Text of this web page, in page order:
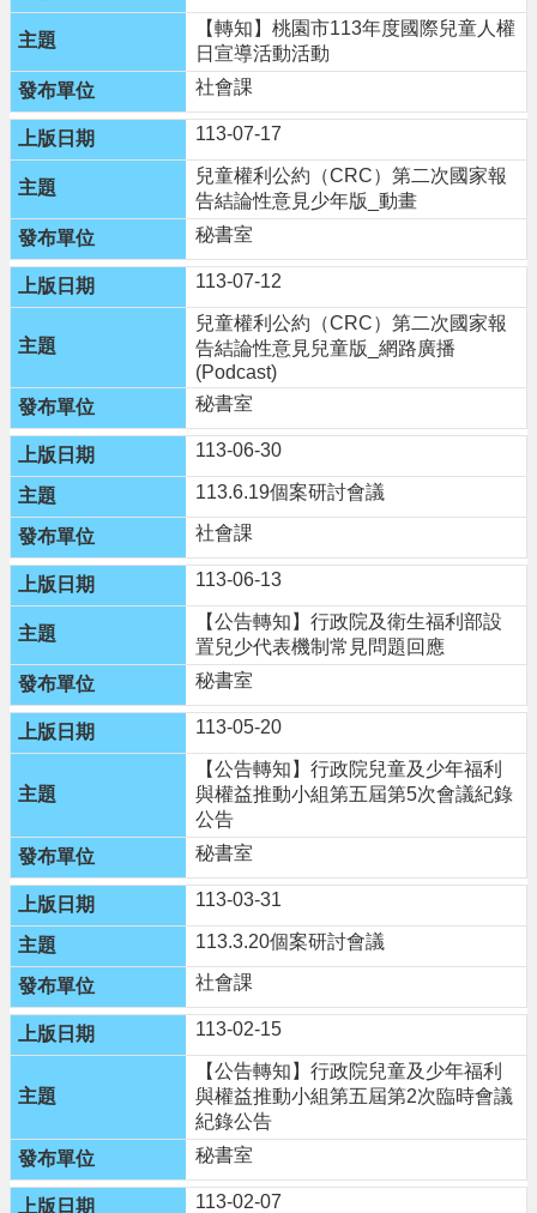
桃
園
政
府
隱
私
權
政
策
政
府
站
資
料
開
放
宣
告
網
站
安
全
政
策
【轉知】桃園市113年度國際兒童人權
日宣導活動活動
社會課
113-07-17
兒童權利公約（CRC）第二次國家報
告結論性意見少年版_動畫
秘書室
113-07-12
兒童權利公約（CRC）第二次國家報
告結論性意見兒童版_網路廣播
(Podcast)
秘書室
113-06-30
113.6.19個案研討會議
社會課
113-06-13
【公告轉知】行政院及衛生福利部設
置兒少代表機制常見問題回應
秘書室
113-05-20
【公告轉知】行政院兒童及少年福利
與權益推動小組第五屆第5次會議紀錄
公告
秘書室
113-03-31
113.3.20個案研討會議
社會課
113-02-15
【公告轉知】行政院兒童及少年福利
與權益推動小組第五屆第2次臨時會議
紀錄公告
秘書室
113-02-07